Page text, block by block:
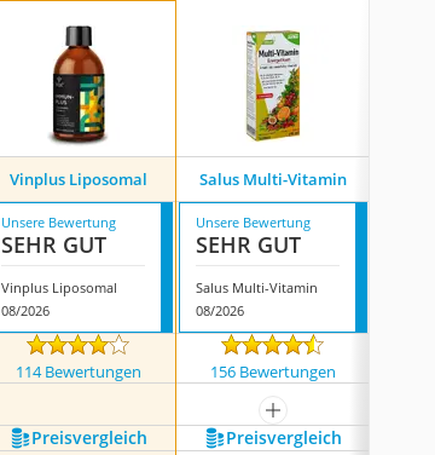
Vinplus Liposomal Salus Multi-Vitamin
Unsere Bewertung
SEHR GUT
Vinplus Liposomal
08/2026
Unsere Bewertung
SEHR GUT
Salus Multi-Vitamin
08/2026
114 Bewertungen 156 Bewertungen
mehr anzeigen
Preis­vergleich Preis­vergleich